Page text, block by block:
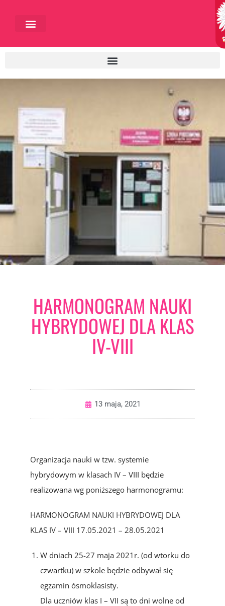
HARMONOGRAM NAUKI
HYBRYDOWEJ DLA KLAS
IV-VIII
13 maja, 2021
Organizacja nauki w tzw. systemie
hybrydowym w klasach IV – VIII będzie
realizowana wg poniższego harmonogramu:
HARMONOGRAM NAUKI HYBRYDOWEJ DLA
KLAS IV – VIII 17.05.2021 – 28.05.2021
W dniach 25-27 maja 2021r. (od wtorku do
czwartku) w szkole będzie odbywał się
egzamin ósmoklasisty.
Dla uczniów klas I – VII są to dni wolne od